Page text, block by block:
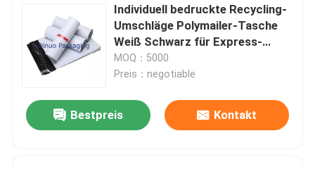
Individuell bedruckte Recycling-
Umschläge Polymailer-Tasche
Weiß Schwarz für Express-
Kurierversand
MOQ：5000
Preis：negotiable
Bestpreis Kontakt